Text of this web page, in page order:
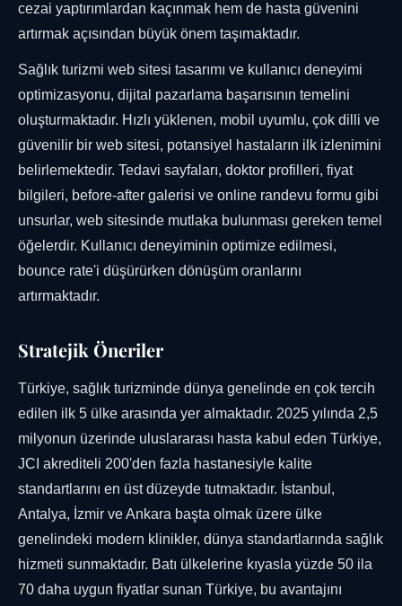
cezai yaptırımlardan kaçınmak hem de hasta güvenini
artırmak açısından büyük önem taşımaktadır.
Sağlık turizmi web sitesi tasarımı ve kullanıcı deneyimi
optimizasyonu, dijital pazarlama başarısının temelini
oluşturmaktadır. Hızlı yüklenen, mobil uyumlu, çok dilli ve
güvenilir bir web sitesi, potansiyel hastaların ilk izlenimini
belirlemektedir. Tedavi sayfaları, doktor profilleri, fiyat
bilgileri, before-after galerisi ve online randevu formu gibi
unsurlar, web sitesinde mutlaka bulunması gereken temel
öğelerdir. Kullanıcı deneyiminin optimize edilmesi,
bounce rate'i düşürürken dönüşüm oranlarını
artırmaktadır.
Stratejik Öneriler
Türkiye, sağlık turizminde dünya genelinde en çok tercih
edilen ilk 5 ülke arasında yer almaktadır. 2025 yılında 2,5
milyonun üzerinde uluslararası hasta kabul eden Türkiye,
JCI akrediteli 200'den fazla hastanesiyle kalite
standartlarını en üst düzeyde tutmaktadır. İstanbul,
Antalya, İzmir ve Ankara başta olmak üzere ülke
genelindeki modern klinikler, dünya standartlarında sağlık
hizmeti sunmaktadır. Batı ülkelerine kıyasla yüzde 50 ila
70 daha uygun fiyatlar sunan Türkiye, bu avantajını